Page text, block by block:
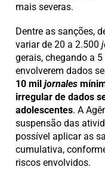
mais severas.
Dentre as sanções,
variar de 20 a 2.500
gerais, chegando a
envolverem dados
10 mil jornales
irregular de dados
adolescentes. A
suspensão das
possível aplicar as
cumulativa,
riscos envolvidos.